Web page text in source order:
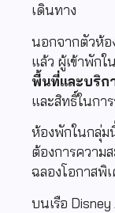
เดินทาง
นอกจากตัวห้อ
แล้ว ผู้เข้าพักใ
พื้นที่และบริก
และสิทธิ์ในกา
ห้องพักในกลุ่ม
ต้องการความ
ฉลองโอกาสพิเ
บนเรือ